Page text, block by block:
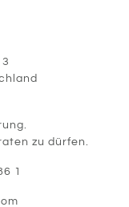
zu dürfen.
1